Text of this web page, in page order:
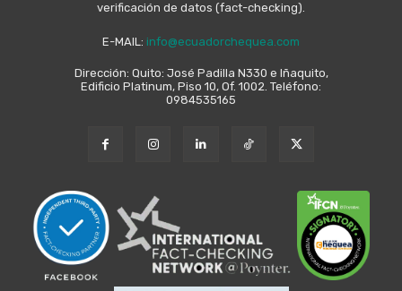
verificación de datos (fact-checking).
E-MAIL: info@ecuadorchequea.com
Dirección: Quito: José Padilla N330 e Iñaquito,
Edificio Platinum, Piso 10, Of. 1002. Teléfono:
0984535165